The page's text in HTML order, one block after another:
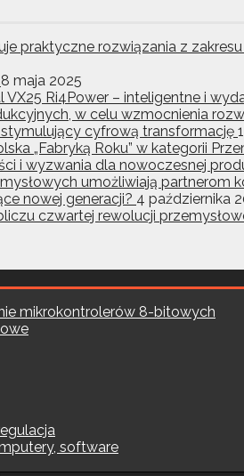
praktyczne rozwiązania z
8 maja 2025
Ri4Power – inteligentne i
w celu wzmocnienia
cyfrową transformację
„Fabryką Roku” w kategorii
i wyzwania dla nowoczesnej
umożliwiają partnerom
nowej generacji? 4 października
czwartej rewolucji
mikrokontrolerów 8-bitowych
software